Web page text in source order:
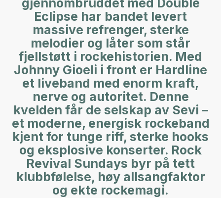
Eclipse har bandet levert
massive refrenger, sterke
melodier og låter som står
fjellstøtt i rockehistorien. Med
Johnny Gioeli i front er Hardline
et liveband med enorm kraft,
nerve og autoritet. Denne
kvelden får de selskap av Sevi –
et moderne, energisk rockeband
kjent for tunge riff, sterke hooks
og eksplosive konserter. Rock
Revival Sundays byr på tett
klubbfølelse, høy allsangfaktor
og ekte rockemagi.